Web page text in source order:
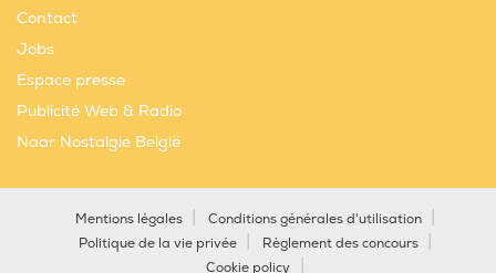
Contact
Jobs
Espace presse
Publicité Web & Radio
Naar Nostalgie België
Mentions légales
Conditions générales d'utilisation
Politique de la vie privée
Règlement des concours
Cookie policy